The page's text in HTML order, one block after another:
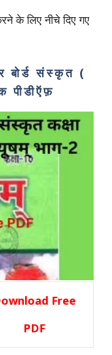
के लिए नीचे दिए गए
बोर्डसंस्कृत (
पीडीऍफ़
Free
PDF